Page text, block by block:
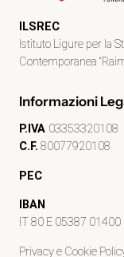
ILSREC
Istituto Ligure per la
Contemporanea
Informazioni
P.IVA 03353320108
C.F. 80077920108
PEC
IBAN
IT 80 E 05387
Privacy e Cookie